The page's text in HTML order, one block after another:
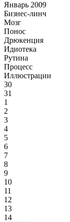
Январь 2009
Бизнес-линч
Мозг
Понос
Дрюкенция
Идиотека
Рутина
Процесс
Иллюстрации
30
31
1
2
3
4
5
6
7
8
9
10
11
12
13
14